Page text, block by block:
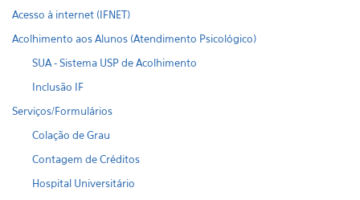
Acesso à internet (IFNET)
Acolhimento aos Alunos (Atendimento Psicológico)
SUA - Sistema USP de Acolhimento
Inclusão IF
Serviços/Formulários
Colação de Grau
Contagem de Créditos
Hospital Universitário